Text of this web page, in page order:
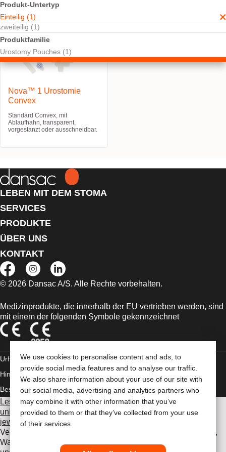
We use cookies to personalise content and ads, to
provide social media features and to analyse our traffic.
We also share information about your use of our site with
our social media, advertising and analytics partners who
may combine it with other information that you’ve
provided to them or that they’ve collected from your use
of their services.
Produkt-Untertyp
Einteilig (1)
zweiteilig (1)
Produktfamilie
Urostomy Pouches (1)
Nova™ 1 Urostomie
Convex
Standard Convex, mit
Ablaufhahn, transparent,
vorgestanzt oder ausschneidbar.
LEBEN MIT DEM STOMA
SERVICES
PRODUKTE
ÜBER UNS
KONTAKT
© 2026 Dansac A/S. Alle Rechte vorbehalten.
Medizinprodukte, die innerhalb der EU vertrieben werden, sind
mit einem der folgenden Symbole gekennzeichnet
Urheberrechts-
Hinweis/Nutzungsbedingungen
Datenschutz-
Bestimmungen Umgang mit Cookies
Lesen Sie vor der Verwendung der angeführten Produkte
unbedingt die gesamte Gebrauchsanweisung, die dem
jeweiligen Produkt beiliegt
Verwendungszweck, eine Beschreibung, Kontraindikationen,
Warnhinweise, Vorsichtsmaßnahmen, Angaben zu